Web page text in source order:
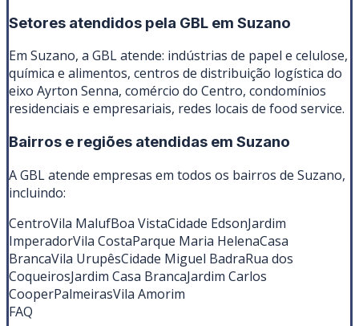
Setores atendidos pela GBL em Suzano
Em Suzano, a GBL atende: indústrias de papel e celulose,
química e alimentos, centros de distribuição logística do
eixo Ayrton Senna, comércio do Centro, condomínios
residenciais e empresariais, redes locais de food service.
Bairros e regiões atendidas em Suzano
A GBL atende empresas em todos os bairros de Suzano,
incluindo:
CentroVila MalufBoa VistaCidade EdsonJardim
ImperadorVila CostaParque Maria HelenaCasa
BrancaVila UrupêsCidade Miguel BadraRua dos
CoqueirosJardim Casa BrancaJardim Carlos
CooperPalmeirasVila Amorim
FAQ